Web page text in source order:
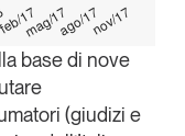
17
mag/17ago/17nov/17
base di nove
(giudizi e